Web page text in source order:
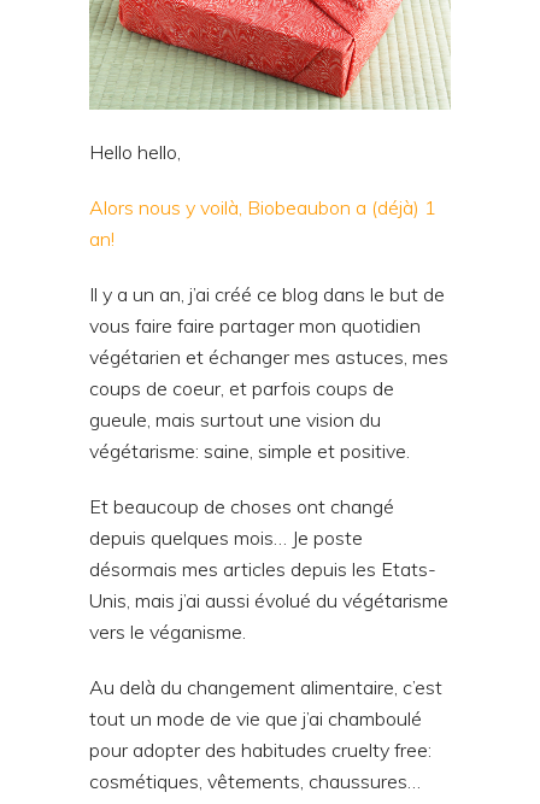
Hello hello,
Alors nous y voilà, Biobeaubon a (déjà) 1
an!
Il y a un an, j’ai créé ce blog dans le but de
vous faire faire partager mon quotidien
végétarien et échanger mes astuces, mes
coups de coeur, et parfois coups de
gueule, mais surtout une vision du
végétarisme: saine, simple et positive.
Et beaucoup de choses ont changé
depuis quelques mois… Je poste
désormais mes articles depuis les Etats-
Unis, mais j’ai aussi évolué du végétarisme
vers le véganisme.
Au delà du changement alimentaire, c’est
tout un mode de vie que j’ai chamboulé
pour adopter des habitudes cruelty free:
cosmétiques, vêtements, chaussures…